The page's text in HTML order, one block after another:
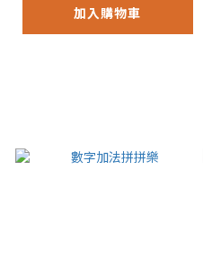
加入購物車